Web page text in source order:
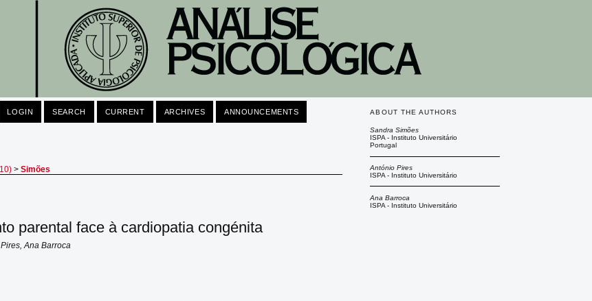
ABOUT THE AUTHORS
Sandra Simões
ISPA - Instituto Universitário
Portugal
António Pires
ISPA - Instituto Universitário
Ana Barroca
ISPA - Instituto Universitário
LOGIN SEARCH CURRENT ARCHIVES ANNOUNCEMENTS
>Simões
parental face à cardiopatia congénita
Ana Barroca